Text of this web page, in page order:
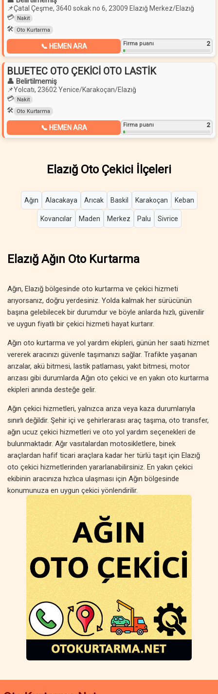
📌Çatal Çeşme, 3640 sokak no 6, 23009 Elazığ Merkez/Elazığ
💳 Nakit
🛠️ Oto Kurtarma
📞 HEMEN ARA Firma puanı 2
BLUETEC OTO ÇEKİCİ OTO LASTİK
👤 Belirtilmemiş
📌Yolcatı, 23602 Yenice/Karakoçan/Elazığ
💳 Nakit
🛠️ Oto Kurtarma
📞 HEMEN ARA Firma puanı 2
Elazığ Oto Çekici İlçeleri
Ağın Alacakaya Arıcak Baskil Karakoçan Keban
Kovancılar Maden Merkez Palu Sivrice
Elazığ Ağın Oto Kurtarma
Ağın, Elazığ bölgesinde oto kurtarma ve çekici hizmeti
arıyorsanız, doğru yerdesiniz. Yolda kalmak her sürücünün
başına gelebilecek bir durumdur ve böyle anlarda hızlı, güvenilir
ve uygun fiyatlı bir çekici hizmeti hayat kurtarır.
Ağın oto kurtarma ve yol yardım ekipleri, günün her saati hizmet
vererek aracınızı güvenle taşımanızı sağlar. Trafikte yaşanan
arızalar, akü bitmesi, lastik patlaması, yakıt bitmesi, motor
arızası gibi durumlarda Ağın oto çekici ve en yakın oto kurtarma
ekipleri anında desteğe gelir.
Ağın çekici hizmetleri, yalnızca arıza veya kaza durumlarıyla
sınırlı değildir. Şehir içi ve şehirlerarası araç taşıma, oto transfer,
ağın ucuz çekici hizmetleri ve oto yol yardım seçenekleri de
bulunmaktadır. Ağır vasıtalardan motosikletlere, binek
araçlardan hafif ticari araçlara kadar her türlü taşıt için Elazığ
oto çekici hizmetlerinden yararlanabilirsiniz. En yakın çekici
ekibinin aracınıza hızlıca ulaşması için Ağın bölgesinde
konumunuza en uygun çekici yönlendirilir.
Elazığ oto kurtarma hizmetleri, sadece acil yol yardımıyla sınırlı
değildir. Planlı araç taşıma, özel çekici hizmetleri, oto transfer ve
araç nakliyesi gibi farklı çözümler sunulmaktadır. Ağın
bölgesinde çekici fiyatları, hizmetin kapsamına ve mesafeye
göre değişse de, her bütçeye uygun seçenekler mevcuttur.
Uygun fiyatlı oto kurtarma ve ağın çekici hizmeti ile aracınız
güvenli bir şekilde taşınır.
Eğer Ağın çevresinde oto çekici, oto yol yardım veya akü
takviyesi hizmetine ihtiyacınız varsa, hızlı ve güvenilir çözümler
için hemen iletişime geçebilirsiniz. Elazığ oto kurtarma
hizmetleriyle yolda kalma sorununu hızlıca çözebilir, aracınızı
güvenle istediğiniz noktaya ulaştırabilirsiniz.